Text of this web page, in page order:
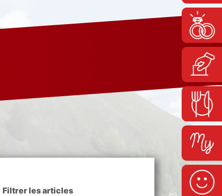
Filtrer les articles